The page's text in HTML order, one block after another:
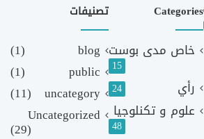
Categories
خاص مدى بوست
15
رأي 24
علوم و تكنلوجيا
48
تصنيفات
blog
(1)
public
(1)
uncategory
(11)
Uncategorized
(29)